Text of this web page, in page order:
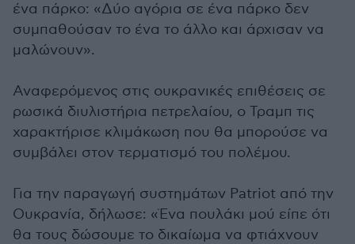
ένα πάρκο: «Δύο αγόρια σε ένα πάρκο δεν
συμπαθούσαν το ένα το άλλο και άρχισαν να
μαλώνουν».
Αναφερόμενος στις ουκρανικές επιθέσεις σε
ρωσικά διυλιστήρια πετρελαίου, ο Τραμπ τις
χαρακτήρισε κλιμάκωση που θα μπορούσε να
συμβάλει στον τερματισμό του πολέμου.
Για την παραγωγή συστημάτων Patriot από την
Ουκρανία, δήλωσε: «Ένα πουλάκι μού είπε ότι
θα τους δώσουμε το δικαίωμα να φτιάχνουν